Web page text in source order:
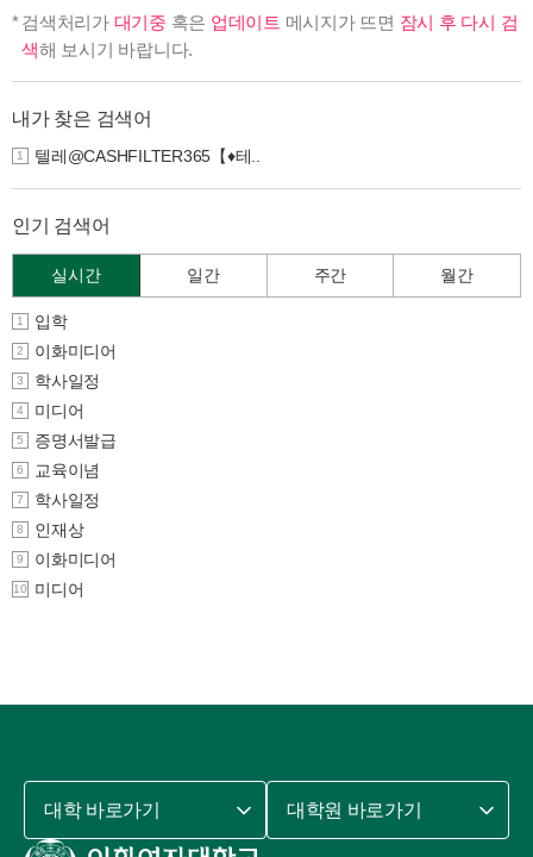
검색처리가 대기중 혹은 업데이트 메시지가 뜨면 잠시 후 다시 검
색해 보시기 바랍니다.
내가 찾은 검색어
1 텔레@CASHFILTER365【♦테..
인기 검색어
실시간 일간 주간 월간
1 입학
2 이화미디어
3 학사일정
4 미디어
5 증명서발급
6 교육이념
7 학사일정
8 인재상
9 이화미디어
10 미디어
대학 바로가기 대학원 바로가기